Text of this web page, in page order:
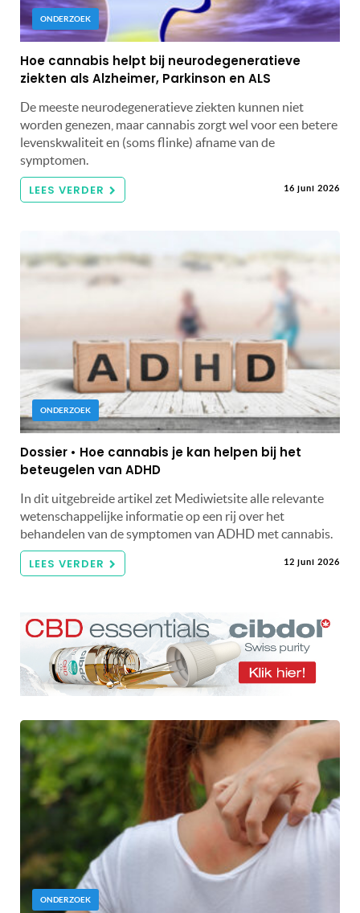
ONDERZOEK
Hoe cannabis helpt bij neurodegeneratieve
ziekten als Alzheimer, Parkinson en ALS
De meeste neurodegeneratieve ziekten kunnen niet
worden genezen, maar cannabis zorgt wel voor een betere
levenskwaliteit en (soms flinke) afname van de
symptomen.
LEES VERDER 16 juni 2026
ONDERZOEK
Dossier • Hoe cannabis je kan helpen bij het
beteugelen van ADHD
In dit uitgebreide artikel zet Mediwietsite alle relevante
wetenschappelijke informatie op een rij over het
behandelen van de symptomen van ADHD met cannabis.
LEES VERDER 12 juni 2026
ONDERZOEK